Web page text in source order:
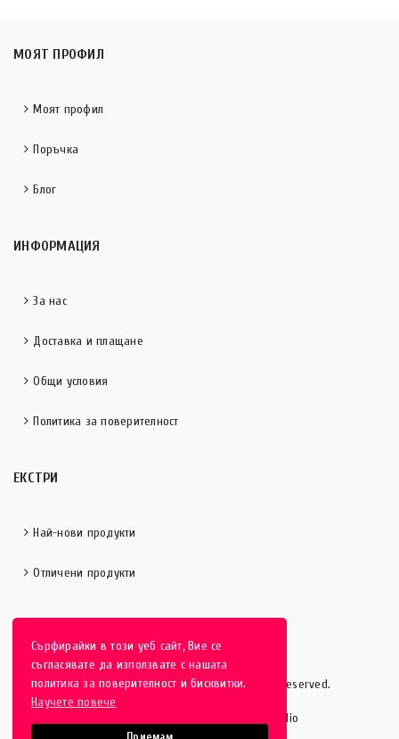
Сърфирайки в този уеб сайт, Вие се
съгласявате да използвате с нашата
политика за поверителност и бисквитки.
Научете повече
МОЯТ ПРОФИЛ
Моят профил
Поръчка
Блог
ИНФОРМАЦИЯ
За нас
Доставка и плащане
Общи условия
Политика за поверителност
ЕКСТРИ
Най-нови продукти
Отличени продукти
HobbyEver.com© 2016-2025 - All rights reserved.
Изработка на уеб сайт от Vipe Studio